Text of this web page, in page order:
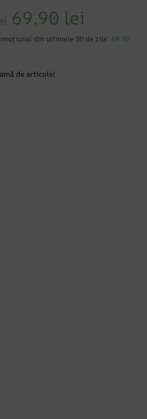
69.90 lei
din ultimele 30 de zile: 69.90
de articole!